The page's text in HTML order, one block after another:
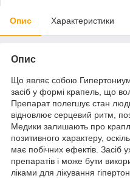
Опис Характеристики
Опис
Що являє собою Гипертониум
засіб у формі крапель, що
Препарат полегшує стан
відновлює серцевий ритм,
Медики залишають про
позитивного характеру,
має побічних ефектів. Засіб
препаратів і може бути
ліками для лікування